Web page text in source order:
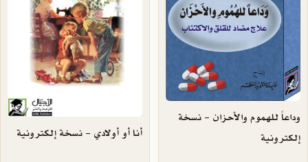
وداعاً للهموم والأحزان – نسخة
إلكترونية
أنا أو أولادي – نسخة إلكترونية